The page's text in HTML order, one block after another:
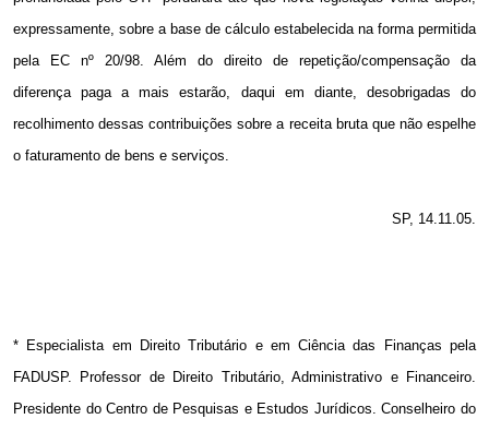
expressamente, sobre a base de cálculo estabelecida na forma permitida
pela EC nº 20/98. Além do direito de repetição/compensação da
diferença paga a mais estarão, daqui em diante, desobrigadas do
recolhimento dessas contribuições sobre a receita bruta que não espelhe
o faturamento de bens e serviços.
SP, 14.11.05.
* Especialista em Direito Tributário e em Ciência das Finanças pela
FADUSP. Professor de Direito Tributário, Administrativo e Financeiro.
Presidente do Centro de Pesquisas e Estudos Jurídicos. Conselheiro do